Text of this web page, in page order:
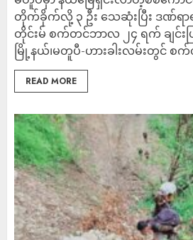
တိုက်ခိုက်လို့ ၃ ဦး သေဆုံးပြီး ဒဏ်ရာရ
တိုင်းမ် စက်တင်ဘာလ ၂၄ ရက် ချင်း
မြို့နယ်၊မတူပီ-ဟားခါးလမ်းတွင် စ
READ MORE